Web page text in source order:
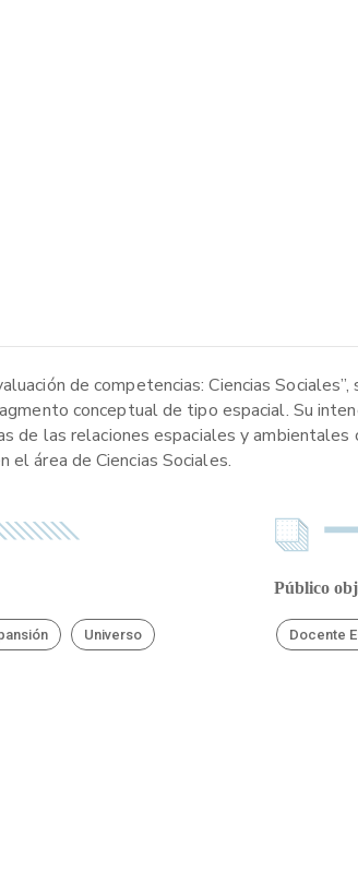
de competencias: Ciencias
conceptual de tipo espacial. Su
de las relaciones espaciales y
área de Ciencias Sociales.
Universo
Público
Docente